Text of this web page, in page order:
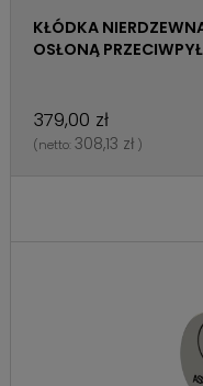
KŁÓDKA
OSŁONĄ
379,00 zł
(netto: 308,13 zł )